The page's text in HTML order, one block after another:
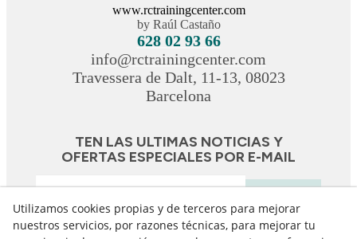
www.rctrainingcenter.com
by Raúl Castaño
628 02 93 66
info@rctrainingcenter.com
Travessera de Dalt, 11-13, 08023
Barcelona
TEN LAS ULTIMAS NOTICIAS Y
OFERTAS ESPECIALES POR E-MAIL
Acepto recibir información comercial
Utilizamos cookies propias y de terceros para mejorar
nuestros servicios, por razones técnicas, para mejorar tu